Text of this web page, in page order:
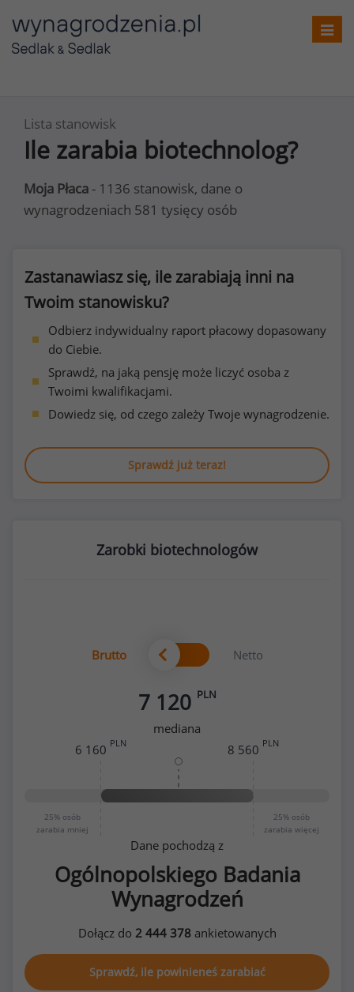
Lista stanowisk
Ile zarabia biotechnolog?
Moja Płaca - 1136 stanowisk, dane o
wynagrodzeniach 581 tysięcy osób
Zastanawiasz się, ile zarabiają inni na
Twoim stanowisku?
Odbierz indywidualny raport płacowy dopasowany
do Ciebie.
Sprawdź, na jaką pensję może liczyć osoba z
Twoimi kwalifikacjami.
Dowiedz się, od czego zależy Twoje wynagrodzenie.
Sprawdź już teraz!
Zarobki biotechnologów
Brutto Netto
7 120 PLN
mediana
25% osób
zarabia mniej
25% osób
zarabia więcej
6 160 PLN 8 560 PLN
Dane pochodzą z
Ogólnopolskiego Badania
Wynagrodzeń
Dołącz do 2 444 378ankietowanych
Sprawdź, ile powinieneś zarabiać